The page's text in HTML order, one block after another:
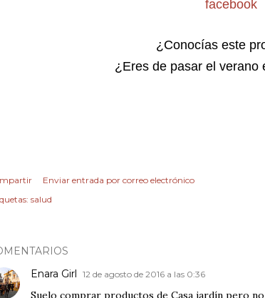
facebook
¿Conocías este
¿Eres de pasar el verano
Enviar entrada por correo electrónico
salud
Enara Girl 12 de agosto de 2016 a las 0:36
Suelo comprar productos de Casa jardín pero